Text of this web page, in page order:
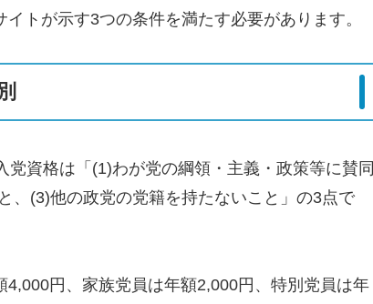
トが示す3つの条件を満たす必要があります。
資格は「(1)わが党の綱領・主義・政策等に賛同
、(3)他の政党の党籍を持たないこと」の3点で
円、家族党員は年額2,000円、特別党員は年